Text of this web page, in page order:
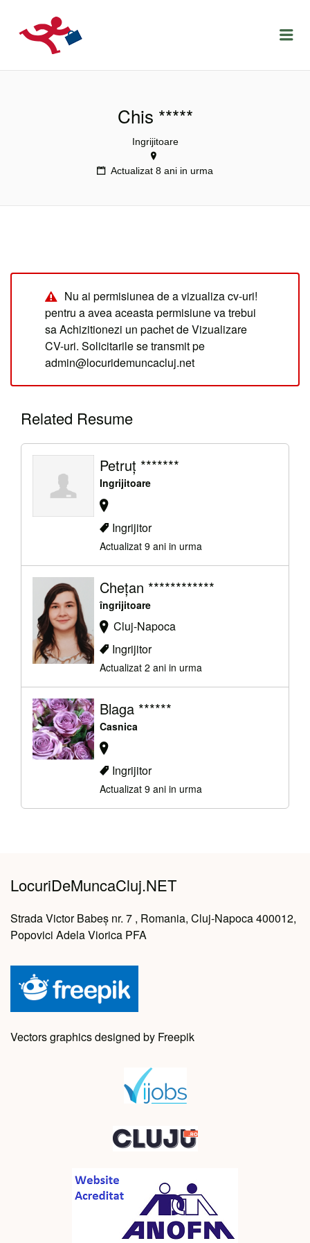
LOCURIDEMUNCACLUJ.NET
Chis *****
Ingrijitoare
Actualizat 8 ani in urma
Nu ai permisiunea de a vizualiza cv-uri!
pentru a avea aceasta permisiune va trebui
sa Achizitionezi un pachet de Vizualizare
CV-uri. Solicitarile se transmit pe
admin@locuridemuncacluj.net
Related Resume
Petruț *******
Ingrijitoare
Ingrijitor
Actualizat 9 ani in urma
Chețan ************
îngrijitoare
Cluj-Napoca
Ingrijitor
Actualizat 2 ani in urma
Blaga ******
Casnica
Ingrijitor
Actualizat 9 ani in urma
LocuriDeMuncaCluj.NET
Strada Victor Babeș nr. 7 , Romania, Cluj-Napoca 400012,
Popovici Adela Viorica PFA
Vectors graphics designed by Freepik